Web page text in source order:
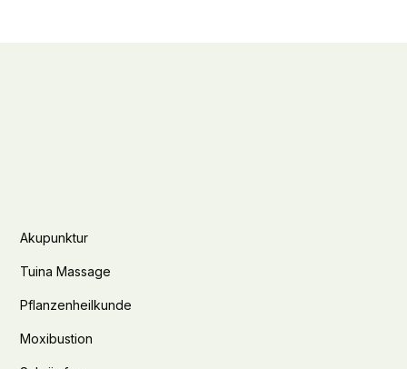
Akupunktur
Tuina Massage
Pflanzenheilkunde
Moxibustion